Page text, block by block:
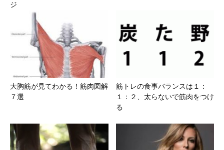
ジ
大胸筋が見てわかる！筋肉図解
７選
筋トレの食事バランスは１：
１：２、太らないで筋肉をつけ
る